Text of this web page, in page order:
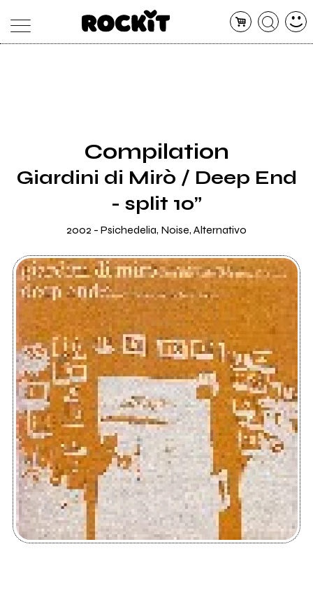
RADIO
Compilation
Giardini di Mirò / Deep End
- split 10”
2002 - Psichedelia, Noise, Alternativo